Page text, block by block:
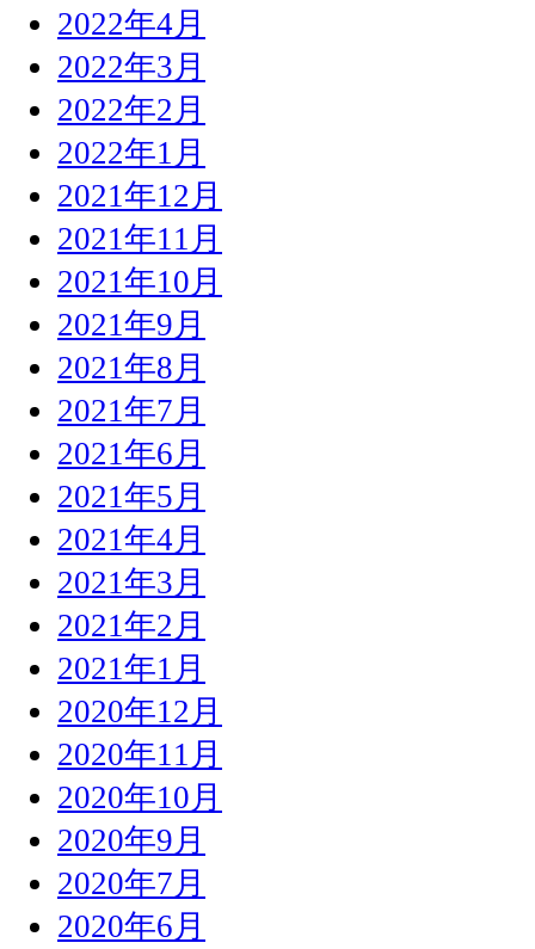
2022年4月
2022年3月
2022年2月
2022年1月
2021年12月
2021年11月
2021年10月
2021年9月
2021年8月
2021年7月
2021年6月
2021年5月
2021年4月
2021年3月
2021年2月
2021年1月
2020年12月
2020年11月
2020年10月
2020年9月
2020年7月
2020年6月